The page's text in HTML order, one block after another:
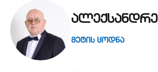
ალექსანდრე
მეტის ცოდნა